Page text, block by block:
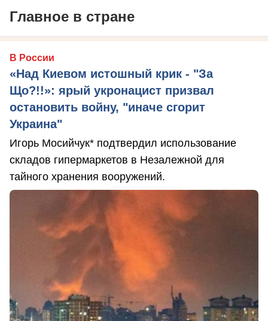
Главное в стране
В России
«Над Киевом истошный крик - "За
Що?!!»: ярый укронацист призвал
остановить войну, "иначе сгорит
Украина"
Игорь Мосийчук* подтвердил использование
складов гипермаркетов в Незалежной для
тайного хранения вооружений.